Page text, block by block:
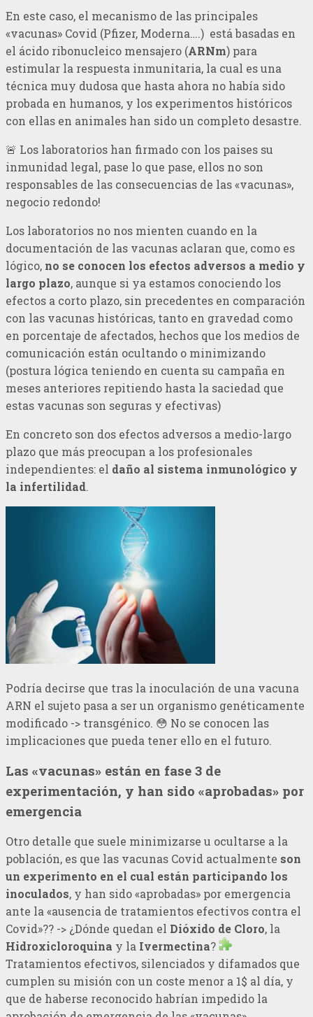
En este caso, el mecanismo de las principales
«vacunas» Covid (Pfizer, Moderna….) está basadas en
el ácido ribonucleico mensajero (ARNm) para
estimular la respuesta inmunitaria, la cual es una
técnica muy dudosa que hasta ahora no había sido
probada en humanos, y los experimentos históricos
con ellas en animales han sido un completo desastre.
🚨 Los laboratorios han firmado con los paises su
inmunidad legal, pase lo que pase, ellos no son
responsables de las consecuencias de las «vacunas»,
negocio redondo!
Los laboratorios no nos mienten cuando en la
documentación de las vacunas aclaran que, como es
lógico, no se conocen los efectos adversos a medio y
largo plazo, aunque si ya estamos conociendo los
efectos a corto plazo, sin precedentes en comparación
con las vacunas históricas, tanto en gravedad como
en porcentaje de afectados, hechos que los medios de
comunicación están ocultando o minimizando
(postura lógica teniendo en cuenta su campaña en
meses anteriores repitiendo hasta la saciedad que
estas vacunas son seguras y efectivas)
En concreto son dos efectos adversos a medio-largo
plazo que más preocupan a los profesionales
independientes: el daño al sistema inmunológico y
la infertilidad.
Podría decirse que tras la inoculación de una vacuna
ARN el sujeto pasa a ser un organismo genéticamente
modificado -> transgénico. 😳 No se conocen las
implicaciones que pueda tener ello en el futuro.
Las «vacunas» están en fase 3 de
experimentación, y han sido «aprobadas» por
emergencia
Otro detalle que suele minimizarse u ocultarse a la
población, es que las vacunas Covid actualmente son
un experimento en el cual están participando los
inoculados, y han sido «aprobadas» por emergencia
ante la «ausencia de tratamientos efectivos contra el
Covid»?? -> ¿Dónde quedan el Dióxido de Cloro, la
Hidroxicloroquina y la Ivermectina?
Tratamientos efectivos, silenciados y difamados que
cumplen su misión con un coste menor a 1$ al día, y
que de haberse reconocido habrían impedido la